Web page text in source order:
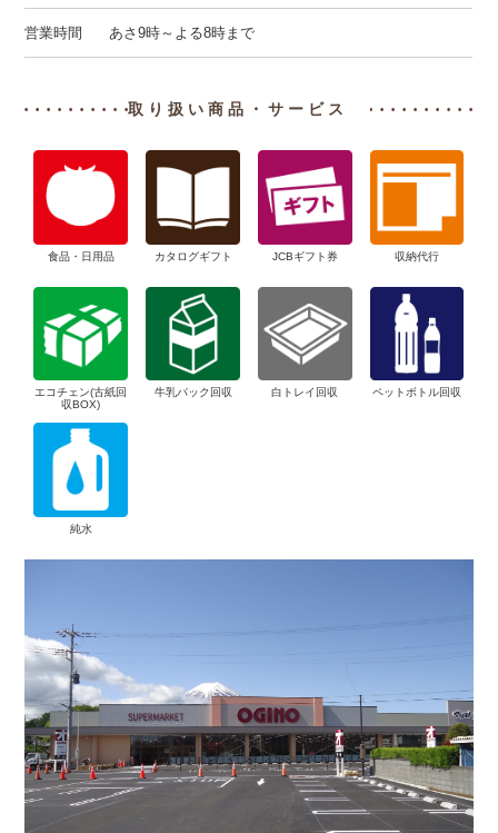
営業時間 あさ9時～よる8時まで
取り扱い商品・サービス
食品・日用品 カタログギフト JCBギフト券 収納代行
エコチェン(古紙回
収BOX)
牛乳パック回収 白トレイ回収 ペットボトル回収
純水